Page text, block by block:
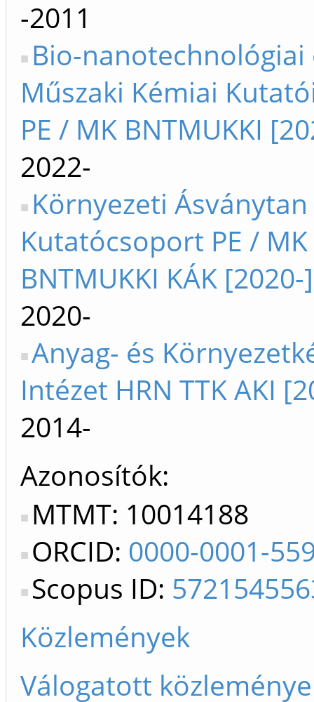
-2011
Bio-nanotechnológiai
Műszaki Kémiai
PE / MK BNTMUKKI
2022-
Környezeti Ásványtan
Kutatócsoport PE /
BNTMUKKI KÁK [2020-]
2020-
Anyag- és
Intézet HRN TTK AKI
2014-
Azonosítók
MTMT: 10014188
ORCID: 0000-0001-
Scopus ID:
Közlemények
Válogatott